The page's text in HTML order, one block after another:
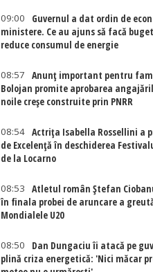
09:00
Guvernul a dat ordin de
ministere. Ce au ajuns să facă
reduce consumul de energie
08:57
Anunț important pentru
Bolojan promite aprobarea
noile creșe construite prin PNRR
08:54 Actriţa Isabella Rossellini a
de Excelenţă în deschiderea
de la Locarno
08:53
Atletul român Ștefan
în finala probei de aruncare a
Mondialele U20
08:50
Dan Dungaciu îi atacă pe
plină criza energetică: 'Nici măcar